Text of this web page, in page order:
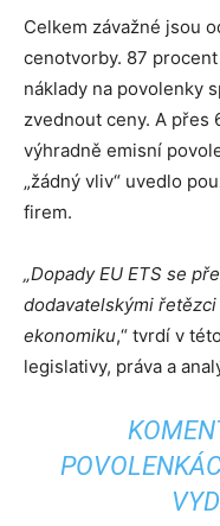
Celkem závažné jsou
cenotvorby. 87
náklady na povolenky
zvednout ceny. A přes
výhradně emisní
„žádný vliv“ uvedlo
firem.
„Dopady EU ETS se
dodavatelskými
ekonomiku,“ tvrdí v
legislativy, práva a